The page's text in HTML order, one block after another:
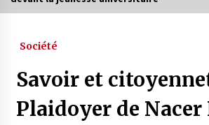
Magie de sorcier
4 ans ago
Société
Savoir et
Plaidoyer de Nacer